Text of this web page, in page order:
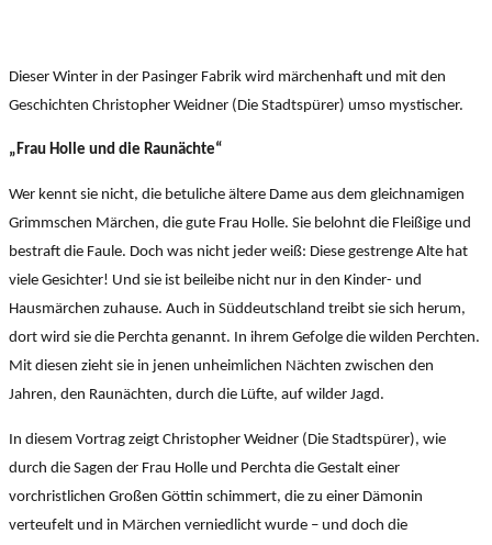
Dieser Winter in der Pasinger Fabrik wird märchenhaft und mit den
Geschichten Christopher Weidner (Die Stadtspürer) umso mystischer.
„Frau Holle und die Raunächte“
Wer kennt sie nicht, die betuliche ältere Dame aus dem gleichnamigen
Grimmschen Märchen, die gute Frau Holle. Sie belohnt die Fleißige und
bestraft die Faule. Doch was nicht jeder weiß: Diese gestrenge Alte hat
viele Gesichter! Und sie ist beileibe nicht nur in den Kinder- und
Hausmärchen zuhause. Auch in Süddeutschland treibt sie sich herum,
dort wird sie die Perchta genannt. In ihrem Gefolge die wilden Perchten.
Mit diesen zieht sie in jenen unheimlichen Nächten zwischen den
Jahren, den Raunächten, durch die Lüfte, auf wilder Jagd.
In diesem Vortrag zeigt Christopher Weidner (Die Stadtspürer), wie
durch die Sagen der Frau Holle und Perchta die Gestalt einer
vorchristlichen Großen Göttin schimmert, die zu einer Dämonin
verteufelt und in Märchen verniedlicht wurde – und doch die